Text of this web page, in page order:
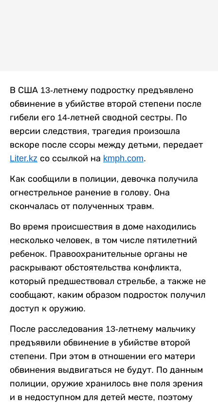
В США 13-летнему подростку предъявлено
обвинение в убийстве второй степени после
гибели его 14-летней сводной сестры. По
версии следствия, трагедия произошла
вскоре после ссоры между детьми, передает
Liter.kz со ссылкой на kmph.com.
Как сообщили в полиции, девочка получила
огнестрельное ранение в голову. Она
скончалась от полученных травм.
Во время происшествия в доме находились
несколько человек, в том числе пятилетний
ребенок. Правоохранительные органы не
раскрывают обстоятельства конфликта,
который предшествовал стрельбе, а также не
сообщают, каким образом подросток получил
доступ к оружию.
После расследования 13-летнему мальчику
предъявили обвинение в убийстве второй
степени. При этом в отношении его матери
обвинения выдвигаться не будут. По данным
полиции, оружие хранилось вне поля зрения
и в недоступном для детей месте, поэтому